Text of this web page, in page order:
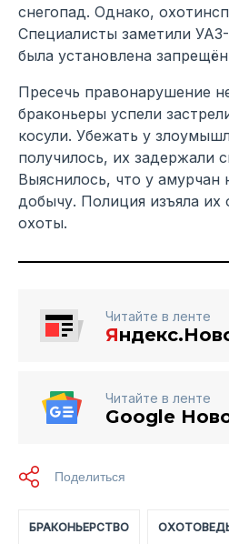
снегопад. Однако,
Специалисты заметили
была установлена
Пресечь правонарушение
браконьеры успели
косули. Убежать у
получилось, их задержали
Выяснилось, что у амурчан
добычу. Полиция изъяла
охоты.
Читайте в ленте
Я
Читайте в ленте
Google
БРАКОНЬЕРСТВО